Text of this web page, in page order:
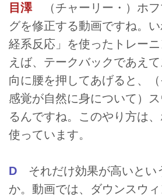
目澤（チャーリー・）ホフ
グを修正する動画ですね。
経系反応」を使ったトレー
えば、テークバックであえ
向に腰を押してあげると、
感覚が自然に身について）
るんですね。このやり方は、
使っています。
D それだけ効果が高いとい
か。動画では、ダウンスウ